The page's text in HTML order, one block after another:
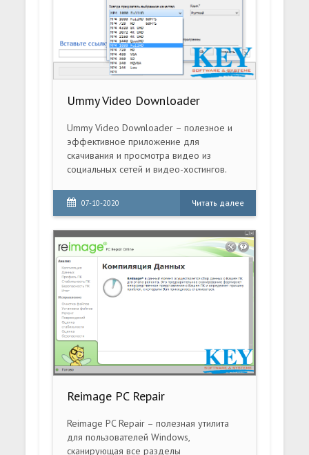
Ummy Video Downloader
Ummy Video Downloader – полезное и
эффективное приложение для
скачивания и просмотра видео из
социальных сетей и видео-хостингов.
07-10-2020 Читать далее
Reimage PC Repair
Reimage PC Repair – полезная утилита
для пользователей Windows,
сканирующая все разделы